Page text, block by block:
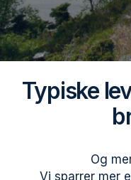
Typiske
Og
Vi sparrer mer